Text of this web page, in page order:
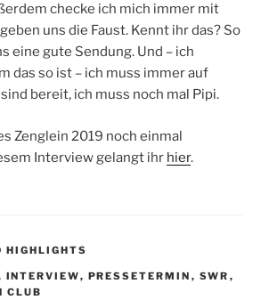
checke ich mich immer mit
uns die Faust. Kennt ihr das? So
eine gute Sendung. Und – ich
das so ist – ich muss immer auf
bereit, ich muss noch mal Pipi.
Zenglein 2019 noch einmal
Interview gelangt ihr hier.
HIGHLIGHTS
INTERVIEW, PRESSETERMIN , SWR ,
CLUB